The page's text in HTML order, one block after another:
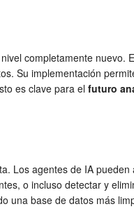
completamente nuevo.
Su implementación
es clave para el futuro
Los agentes de IA
o incluso detectar y
una base de datos más